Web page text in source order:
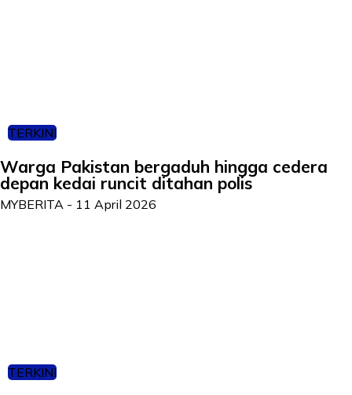
TERKINI
Warga Pakistan bergaduh hingga cedera
depan kedai runcit ditahan polis
MYBERITA - 11 April 2026
TERKINI